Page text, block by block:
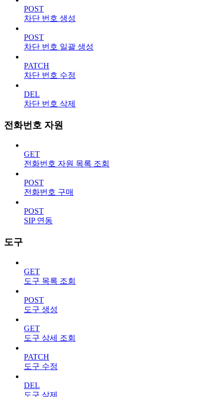
POST
차단 번호 생성
POST
차단 번호 일괄 생성
PATCH
차단 번호 수정
DEL
차단 번호 삭제
전화번호 자원
GET
전화번호 자원 목록 조회
POST
전화번호 구매
POST
SIP 연동
도구
GET
도구 목록 조회
POST
도구 생성
GET
도구 상세 조회
PATCH
도구 수정
DEL
도구 삭제